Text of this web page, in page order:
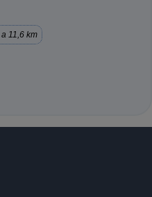
a 11,6 km